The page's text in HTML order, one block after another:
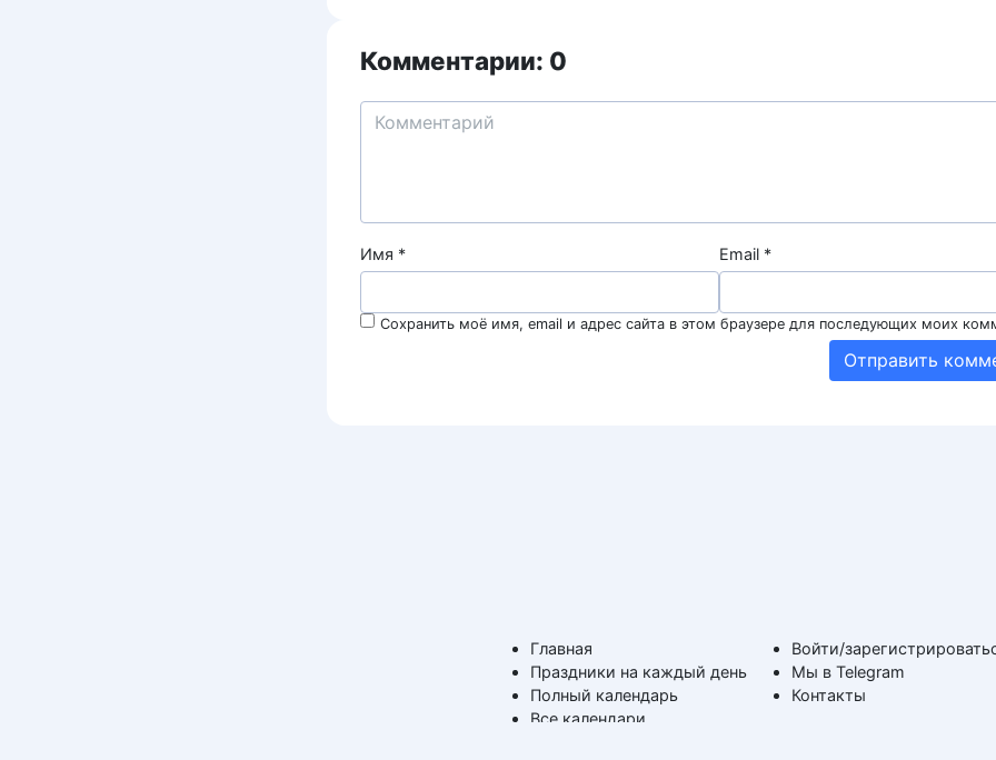
Комментарии: 0
Имя * Email *
Сохранить моё имя, email и адрес сайта в этом браузере для последующих моих
Главная
Праздники на каждый день
Полный календарь
Все календари
Войти/
Мы в Telegram
Контакты